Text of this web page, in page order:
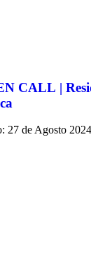
CALL |
27 de Agosto 2024